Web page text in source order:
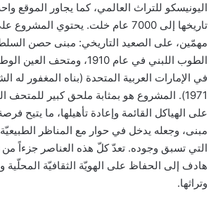
اليونيسكو للتراث العالمي، كما يجاور الموقع
تاريخها إلى 7000 عام خلت. يحتوي
مهمّين، على الصعيد التاريخي: مبنى حصن
الطوب اللبني في عام 1910،
في الإمارات العربية المتحدة (بناه المغفور له
1971). المشروع هو بمثابة ملحق كبير للمتحف
على الهياكل القائمة وإعادة تأهيلها، ما يتيح
مبنى، وجعله يدخل في حوار مع المناظر الطبيعيّة،
التي تسبق وجوده. تعدّ كلّ هذه العناصر جزءاً
هادف إلى الحفاظ على الهويّة الثقافيّة المحلّية
وتراثها.